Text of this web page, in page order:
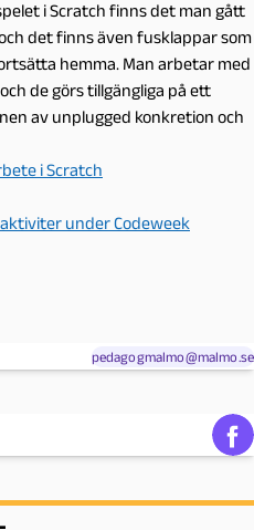
i Scratch finns det man gått
det finns även fusklappar som
hemma. Man arbetar med
de görs tillgängliga på ett
av unplugged konkretion och
i Scratch
under Codeweek
pedagogmalmo@malmo.se